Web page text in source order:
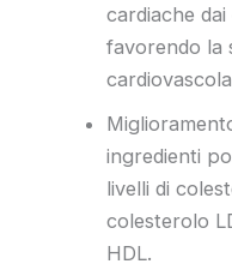
cardiache
favorendo la
ingredienti
livelli di
colesterolo
HDL.